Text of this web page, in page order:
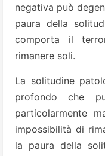
negativa può
paura della
comporta il
rimanere soli.
La solitudine
profondo che
particolarmente
impossibilità di
la paura della